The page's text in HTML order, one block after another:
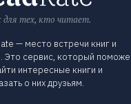
для тех, кто читает.
— место встречи книг и
Это сервис, который
интересные книги и
о них друзьям.